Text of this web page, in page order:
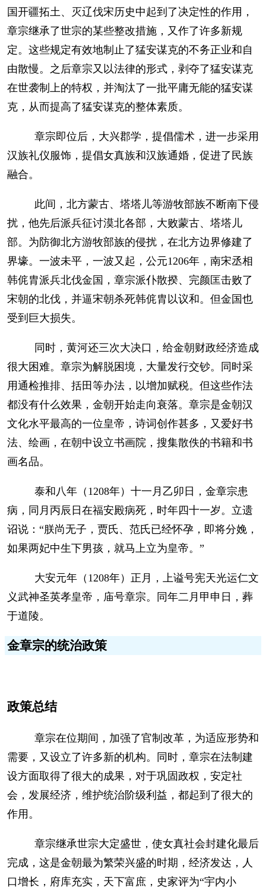
国开疆拓土、灭辽伐宋历史中起到了决定性的作用，
章宗继承了世宗的某些整改措施，又作了许多新规
定。这些规定有效地制止了猛安谋克的不务正业和自
由散慢。之后章宗又以法律的形式，剥夺了猛安谋克
在世袭制上的特权，并淘汰了一批平庸无能的猛安谋
克，从而提高了猛安谋克的整体素质。
章宗即位后，大兴郡学，提倡儒术，进一步采用
汉族礼仪服饰，提倡女真族和汉族通婚，促进了民族
融合。
此间，北方蒙古、塔塔儿等游牧部族不断南下侵
扰，他先后派兵征讨漠北各部，大败蒙古、塔塔儿
部。为防御北方游牧部族的侵扰，在北方边界修建了
界壕。一波未平，一波又起，公元1206年，南宋丞相
韩侂胄派兵北伐金国，章宗派仆散揆、完颜匡击败了
宋朝的北伐，并逼宋朝杀死韩侂胄以议和。但金国也
受到巨大损失。
同时，黄河还三次大决口，给金朝财政经济造成
很大困难。章宗为解脱困境，大量发行交钞。同时采
用通检推排、括田等办法，以增加赋税。但这些作法
都没有什么效果，金朝开始走向衰落。章宗是金朝汉
文化水平最高的一位皇帝，诗词创作甚多，又爱好书
法、绘画，在朝中设立书画院，搜集散佚的书籍和书
画名品。
泰和八年（1208年）十一月乙卯日，金章宗患
病，同月丙辰日在福安殿病死，时年四十一岁。立遗
诏说：“朕尚无子，贾氏、范氏已经怀孕，即将分娩，
如果两妃中生下男孩，就马上立为皇帝。”
大安元年（1208年）正月，上谥号宪天光运仁文
义武神圣英孝皇帝，庙号章宗。同年二月甲申日，葬
于道陵。
金章宗的统治政策
政策总结
章宗在位期间，加强了官制改革，为适应形势和
需要，又设立了许多新的机构。同时，章宗在法制建
设方面取得了很大的成果，对于巩固政权，安定社
会，发展经济，维护统治阶级利益，都起到了很大的
作用。
章宗继承世宗大定盛世，使女真社会封建化最后
完成，这是金朝最为繁荣兴盛的时期，经济发达，人
口增长，府库充实，天下富庶，史家评为“宇内小